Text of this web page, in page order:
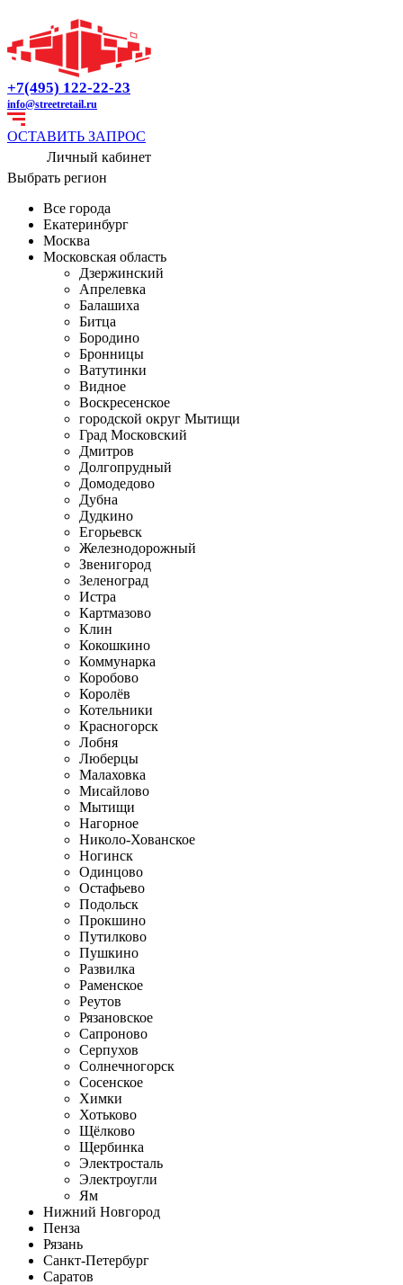
+7(495) 122-22-23
info@streetretail.ru
ОСТАВИТЬ ЗАПРОС
Личный кабинет
Выбрать регион
Все города
Екатеринбург
Москва
Московская область
Дзержинский
Апрелевка
Балашиха
Битца
Бородино
Бронницы
Ватутинки
Видное
Воскресенское
городской округ Мытищи
Град Московский
Дмитров
Долгопрудный
Домодедово
Дубна
Дудкино
Егорьевск
Железнодорожный
Звенигород
Зеленоград
Истра
Картмазово
Клин
Кокошкино
Коммунарка
Коробово
Королёв
Котельники
Красногорск
Лобня
Люберцы
Малаховка
Мисайлово
Мытищи
Нагорное
Николо-Хованское
Ногинск
Одинцово
Остафьево
Подольск
Прокшино
Путилково
Пушкино
Развилка
Раменское
Реутов
Рязановское
Сапроново
Серпухов
Солнечногорск
Сосенское
Химки
Хотьково
Щёлково
Щербинка
Электросталь
Электроугли
Ям
Нижний Новгород
Пенза
Рязань
Санкт-Петербург
Саратов